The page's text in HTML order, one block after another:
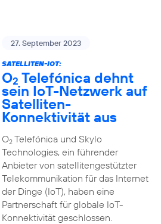
27. September 2023
SATELLITEN-IOT:
O2 Telefónica dehnt
sein IoT-Netzwerk auf
Satelliten-
Konnektivität aus
O2Telefónica und Skylo
Technologies, ein führender
Anbieter von satellitengestützter
Telekommunikation für das Internet
der Dinge (IoT), haben eine
Partnerschaft für globale IoT-
Konnektivität geschlossen.